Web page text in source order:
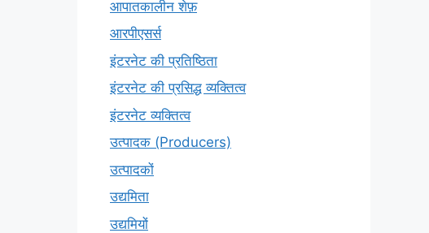
आपातकालीन शेफ़
आरपीएसर्स
इंटरनेट की प्रतिष्ठिता
इंटरनेट की प्रसिद्ध व्यक्तित्व
इंटरनेट व्यक्तित्व
उत्पादक (Producers)
उत्पादकों
उद्यमिता
उद्यमियों